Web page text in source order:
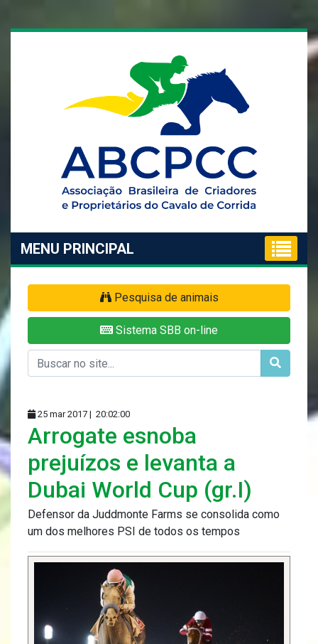
MENU PRINCIPAL
Pesquisa de animais
Sistema SBB on-line
25 mar 2017 | 20:02:00
Arrogate esnoba
prejuízos e levanta a
Dubai World Cup (gr.I)
Defensor da Juddmonte Farms se consolida como
um dos melhores PSI de todos os tempos